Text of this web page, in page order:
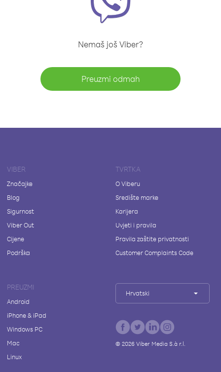
Nemaš još Viber?
Preuzmi odmah
VIBER
Značajke
Blog
Sigurnost
Viber Out
Cijene
Podrška
TVRTKA
O Viberu
Središte marke
Karijera
Uvjeti i pravila
Pravila zaštite privatnosti
Customer Complaints Code
PREUZMI
Android
iPhone & iPad
Windows PC
Mac
Linux
Hrvatski
© 2026Viber Media S.à r.l.